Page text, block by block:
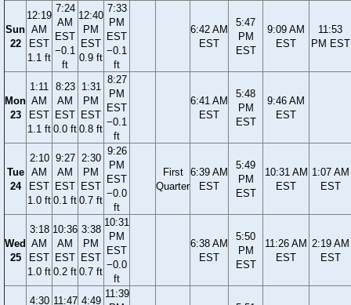
Sun
22
12:19
AM
EST
1.1 ft
7:24
AM
EST
−0.1
ft
12:40
PM
EST
0.9 ft
7:33
PM
EST
−0.1
ft
6:42 AM
EST
5:47
PM
EST
9:09 AM
EST
11:53
PM EST
Mon
23
1:11
AM
EST
1.1 ft
8:23
AM
EST
0.0 ft
1:31
PM
EST
0.8 ft
8:27
PM
EST
−0.1
ft
6:41 AM
EST
5:48
PM
EST
9:46 AM
EST
Tue
24
2:10
AM
EST
1.0 ft
9:27
AM
EST
0.1 ft
2:30
PM
EST
0.7 ft
9:26
PM
EST
−0.0
ft
First
Quarter
6:39 AM
EST
5:49
PM
EST
10:31 AM
EST
1:07 AM
EST
Wed
25
3:18
AM
EST
1.0 ft
10:36
AM
EST
0.2 ft
3:38
PM
EST
0.7 ft
10:31
PM
EST
−0.0
ft
6:38 AM
EST
5:50
PM
EST
11:26 AM
EST
2:19 AM
EST
4:30 11:47 4:49
11:39